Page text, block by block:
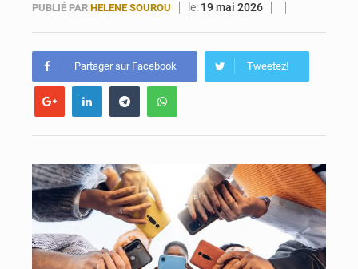
PUBLIÉ PAR HELENE SOUROU le: 19 mai 2026
Partager sur Facebook Tweetez!